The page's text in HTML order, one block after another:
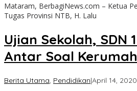
Mataram, BerbagiNews.com – Ketua
Tugas Provinsi NTB, H. Lalu
Ujian Sekolah, SDN
Antar Soal
Berita Utama, Pendidikan|April 14, 2020